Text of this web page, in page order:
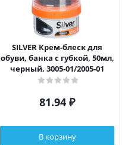
SILVER Крем-блеск для
обуви, банка с губкой, 50мл,
черный, 3005-01/2005-01
81.94 ₽
В корзину